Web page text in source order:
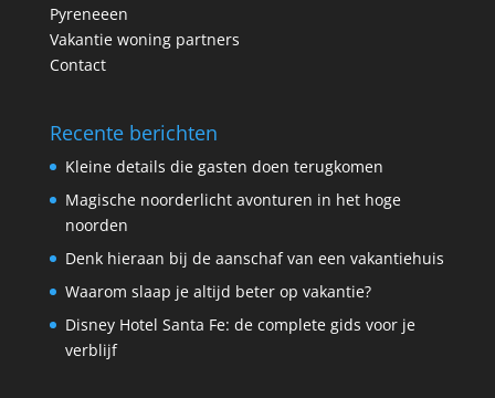
Pyreneeen
Vakantie woning partners
Contact
Recente berichten
Kleine details die gasten doen terugkomen
Magische noorderlicht avonturen in het hoge
noorden
Denk hieraan bij de aanschaf van een vakantiehuis
Waarom slaap je altijd beter op vakantie?
Disney Hotel Santa Fe: de complete gids voor je
verblijf